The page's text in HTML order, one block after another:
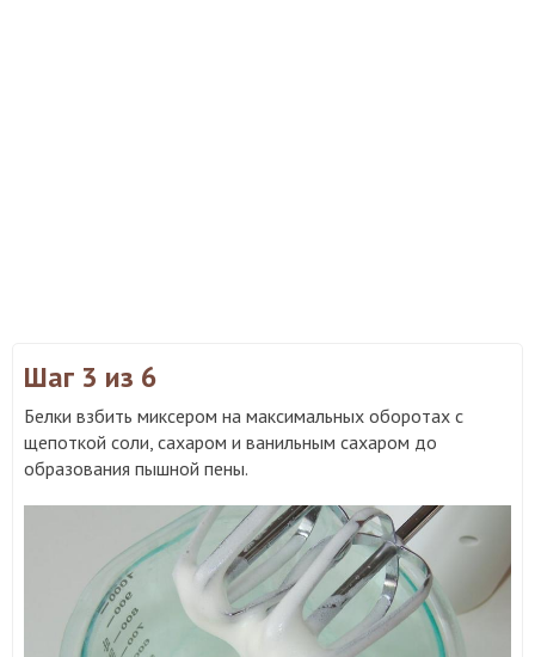
Шаг 3 из 6
Белки взбить миксером на максимальных оборотах с
щепоткой соли, сахаром и ванильным сахаром до
образования пышной пены.